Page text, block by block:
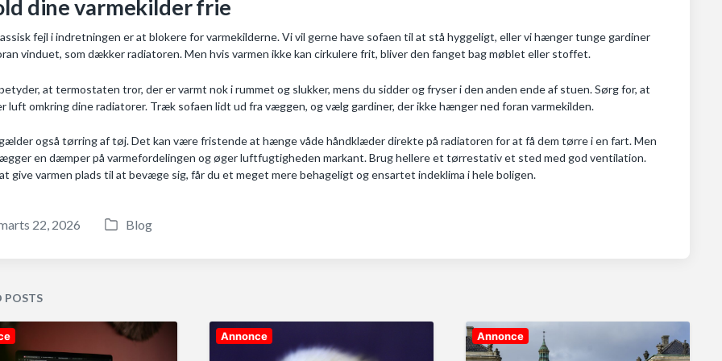
dine varmekilder frie
fejl i indretningen er at blokere for varmekilderne. Vi vil gerne have sofaen til at stå hyggeligt, eller vi hænger tunge gardiner
vinduet, som dækker radiatoren. Men hvis varmen ikke kan cirkulere frit, bliver den fanget bag møblet eller stoffet.
at termostaten tror, der er varmt nok i rummet og slukker, mens du sidder og fryser i den anden ende af stuen. Sørg for, at
luft omkring dine radiatorer. Træk sofaen lidt ud fra væggen, og vælg gardiner, der ikke hænger ned foran varmekilden.
også tørring af tøj. Det kan være fristende at hænge våde håndklæder direkte på radiatoren for at få dem tørre i en fart. Men
en dæmper på varmefordelingen og øger luftfugtigheden markant. Brug hellere et tørrestativ et sted med god ventilation.
give varmen plads til at bevæge sig, får du et meget mere behageligt og ensartet indeklima i hele boligen.
22, 2026
P
d
Blog
POSTS
Annonce Annonce